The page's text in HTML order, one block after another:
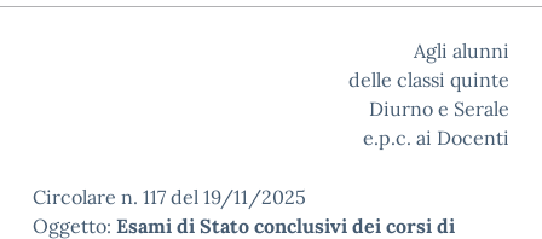
Agli alunni
delle classi quinte
Diurno e Serale
e.p.c. ai Docenti
Circolare n. 117 del 19/11/2025
Oggetto: Esami di Stato conclusivi dei corsi di